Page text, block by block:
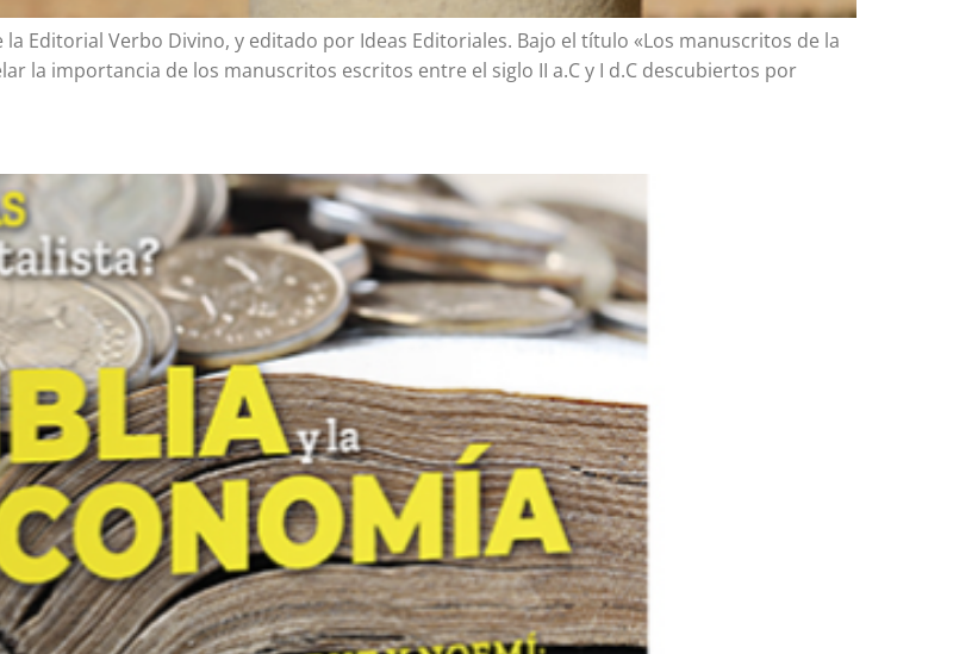
Editorial Verbo Divino, y editado por Ideas Editoriales. Bajo el título «Los manuscritos de la
la importancia de los manuscritos escritos entre el siglo II a.C y I d.C descubiertos por